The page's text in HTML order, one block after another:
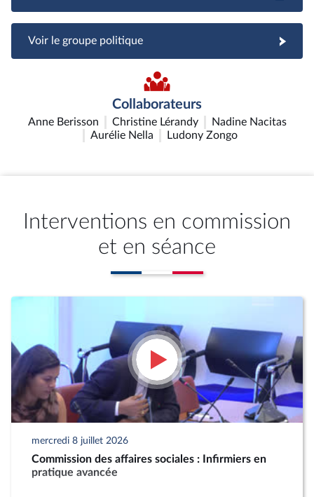
Voir le groupe politique
Collaborateurs
Anne Berisson Christine Lérandy
Nadine Nacitas
Aurélie Nella
Ludony Zongo
Interventions en commission
et en séance
mercredi 8 juillet 2026
Commission des affaires sociales : Infirmiers en
pratique avancée